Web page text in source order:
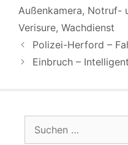
Außenkamera, Notruf-
Verisure, Wachdienst
Polizei-Herford –
Einbruch –
nach: